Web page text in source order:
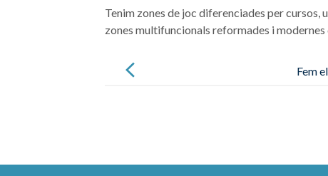
Tenim zones de joc diferenciades per
zones multifuncionals reformades i
navigation
Fem